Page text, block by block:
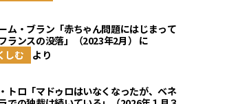
ム・ブラン「赤ちゃん問題にはじまって
ランスの没落」（2023年2月） に
しむ
より
トロ「マドゥロはいなくなったが、ベネ